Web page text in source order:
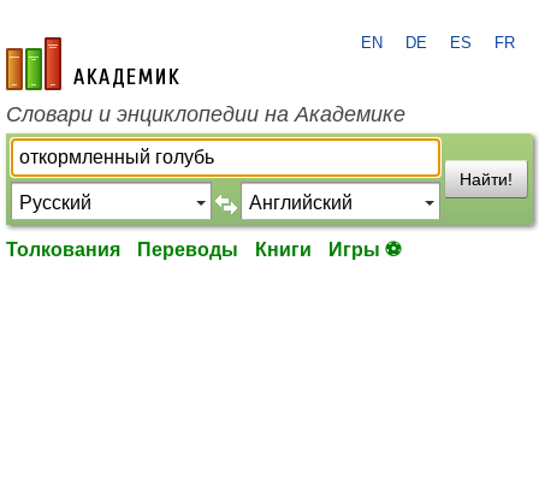
academic.ru
EN DE ES FR
Словари и энциклопедии на Академике
Найти!
Толкования Переводы Книги Игры ⚽